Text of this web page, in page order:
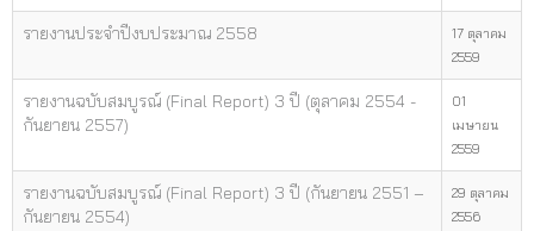
รายงานประจำปีงบประมาณ 2558
17 ตุลาคม
2559
รายงานฉบับสมบูรณ์ (Final Report) 3 ปี (ตุลาคม 2554 -
กันยายน 2557)
01
เมษายน
2559
รายงานฉบับสมบูรณ์ (Final Report) 3 ปี (กันยายน 2551 –
กันยายน 2554)
29 ตุลาคม
2556